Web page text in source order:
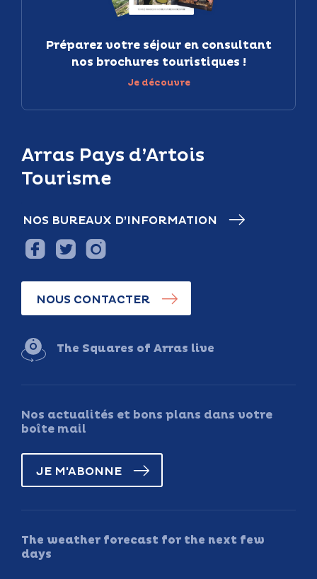
Arras Pays d’Artois
Tourisme
NOS BUREAUX D’INFORMATION
NOUS CONTACTER
The Squares of Arras live
Nos actualités et bons plans dans votre
boîte mail
JE M'ABONNE
The weather forecast for the next few
days
Préparez votre séjour en consultant
nos brochures touristiques !
Je découvre